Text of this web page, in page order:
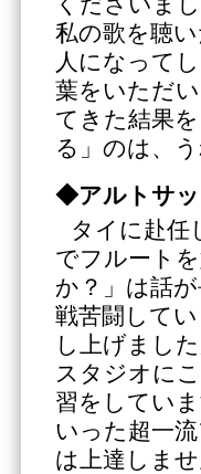
私の歌を聴
人になって
葉をいただ
てきた結果
る」のは、
◆アルトサッ
タイに赴任
でフルート
か？」は話
戦苦闘して
し上げまし
スタジオに
習をしてい
いった超一
は上達しませ